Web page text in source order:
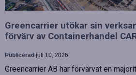
Greencarrier utökar sin
förvärv av Containerhandel
Publicerad juli 10, 2026
Greencarrier AB har förvärvat en